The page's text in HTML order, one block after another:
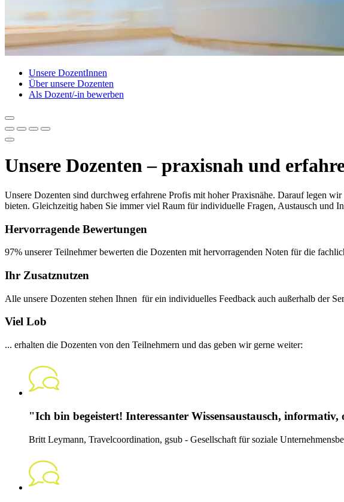
Unsere DozentInnen
Über unsere Dozenten
Als Dozent/-in bewerben
Unsere Dozenten – praxisnah und
Unsere Dozenten sind durchweg erfahrene Profis mit hoher Praxisnähe. Darauf legen
bieten. Gleichzeitig haben Sie immer viel Raum für individuelle Fragen, Austausch und
Hervorragende Bewertungen
97% unserer Teilnehmer bewerten die Dozenten mit hervorragenden Noten für die
Ihr Zusatznutzen
Alle unsere Dozenten stehen Ihnen für ein individuelles Feedback auch außerhalb der
Viel Lob
... erhalten die Dozenten von den Teilnehmern und das geben wir gerne weiter:
"Ich bin begeistert! Interessanter Wissensaustausch,
Britt Leymann, Travelcoordination, gsub - Gesellschaft für soziale